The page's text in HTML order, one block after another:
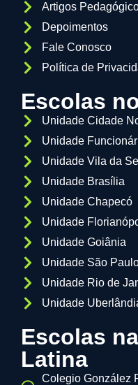
Artigos
Depoimentos
Fale Conosco
Política de
Escolas
Unidade Cidade
Unidade
Unidade Vila da
Unidade Brasília
Unidade Chapecó
Unidade
Unidade Goiânia
Unidade São
Unidade Rio de
Unidade
Escolas
Latina
Colegio González